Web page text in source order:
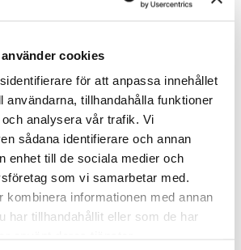
cookies
för att anpassa innehållet
användarna, tillhandahålla funktioner
analysera vår trafik. Vi
sådana identifierare och annan
enhet till de sociala medier och
som vi samarbetar med.
kombinera informationen med annan
har tillhandahållit eller som de har
Möjlighet att jobba hemifrån några
eller eftergymnasial utbildning inom
av ovanstående arbetsuppgifter.
har haft ett helhetsansvar för ett
Excel. Då du kommer att arbeta med
i och utanför Sverige är din svenska och
tal och skrift.